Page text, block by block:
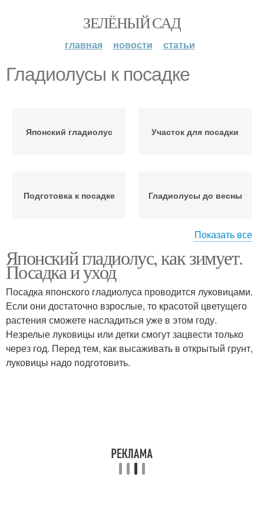
ЗЕЛЁНЫЙ САД
главная новости статьи
Гладиолусы к посадке
Японский гладиолус Участок для посадки
Подготовка к посадке Гладиолусы до весны
Гладиолусы к зиме
Показать все
Японский гладиолус, как зимует.
Посадка и уход
Посадка японского гладиолуса проводится луковицами.
Если они достаточно взрослые, то красотой цветущего
растения сможете насладиться уже в этом году.
Незрелые луковицы или детки смогут зацвести только
через год. Перед тем, как высаживать в открытый грунт,
луковицы надо подготовить.